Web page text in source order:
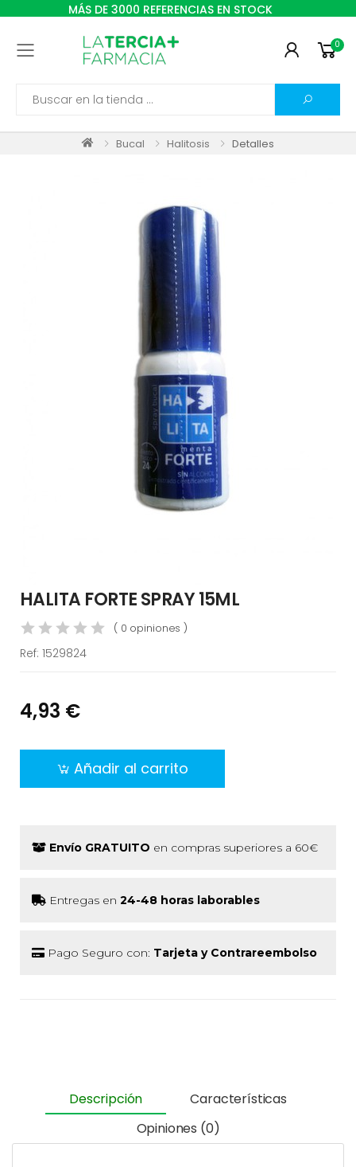
MÁS DE 3000 REFERENCIAS EN STOCK
Toggle mobile menu 0
Search
Bucal Halitosis Detalles
HALITA FORTE SPRAY 15ML
( 0 opiniones )
Ref: 1529824
4,93 €
Añadir al carrito
Envío GRATUITO en compras superiores a 60€
Entregas en 24-48 horas laborables
Pago Seguro con: Tarjeta y Contrareembolso
Descripción
Características
Opiniones (0)